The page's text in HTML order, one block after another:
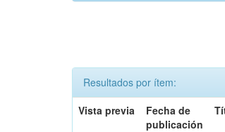
Resultados por ítem:
Vista previa
Fecha de
publicación